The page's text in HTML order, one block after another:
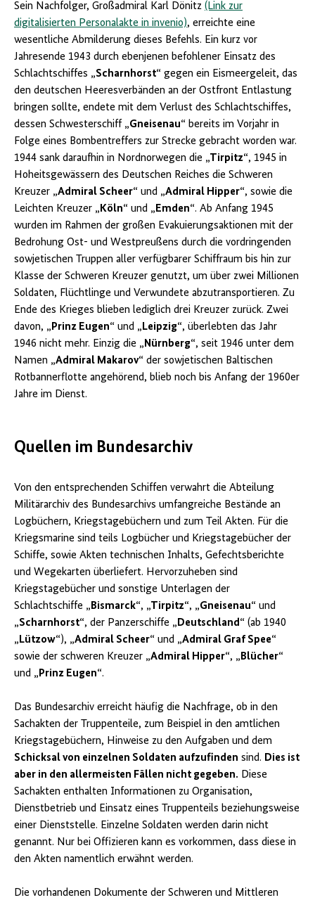
Sein Nachfolger, Großadmiral Karl Dönitz (Link zur
digitalisierten Personalakte in invenio), erreichte eine
wesentliche Abmilderung dieses Befehls. Ein kurz vor
Jahresende 1943 durch ebenjenen befohlener Einsatz des
Schlachtschiffes „Scharnhorst“ gegen ein Eismeergeleit, das
den deutschen Heeresverbänden an der Ostfront Entlastung
bringen sollte, endete mit dem Verlust des Schlachtschiffes,
dessen Schwesterschiff „Gneisenau“ bereits im Vorjahr in
Folge eines Bombentreffers zur Strecke gebracht worden war.
1944 sank daraufhin in Nordnorwegen die „Tirpitz“, 1945 in
Hoheitsgewässern des Deutschen Reiches die Schweren
Kreuzer „Admiral Scheer“ und „Admiral Hipper“, sowie die
Leichten Kreuzer „Köln“ und „Emden“. Ab Anfang 1945
wurden im Rahmen der großen Evakuierungsaktionen mit der
Bedrohung Ost- und Westpreußens durch die vordringenden
sowjetischen Truppen aller verfügbarer Schiffraum bis hin zur
Klasse der Schweren Kreuzer genutzt, um über zwei Millionen
Soldaten, Flüchtlinge und Verwundete abzutransportieren. Zu
Ende des Krieges blieben lediglich drei Kreuzer zurück. Zwei
davon, „Prinz Eugen“ und „Leipzig“, überlebten das Jahr
1946 nicht mehr. Einzig die „Nürnberg“, seit 1946 unter dem
Namen „Admiral Makarov“ der sowjetischen Baltischen
Rotbannerflotte angehörend, blieb noch bis Anfang der 1960er
Jahre im Dienst.
Quellen im Bundesarchiv
Von den entsprechenden Schiffen verwahrt die Abteilung
Militärarchiv des Bundesarchivs umfangreiche Bestände an
Logbüchern, Kriegstagebüchern und zum Teil Akten. Für die
Kriegsmarine sind teils Logbücher und Kriegstagebücher der
Schiffe, sowie Akten technischen Inhalts, Gefechtsberichte
und Wegekarten überliefert. Hervorzuheben sind
Kriegstagebücher und sonstige Unterlagen der
Schlachtschiffe „Bismarck“, „Tirpitz“, „Gneisenau“ und
„Scharnhorst“, der Panzerschiffe „Deutschland“ (ab 1940
„Lützow“), „Admiral Scheer“ und „Admiral Graf Spee“
sowie der schweren Kreuzer „Admiral Hipper“, „Blücher“
und „Prinz Eugen“.
Das Bundesarchiv erreicht häufig die Nachfrage, ob in den
Sachakten der Truppenteile, zum Beispiel in den amtlichen
Kriegstagebüchern, Hinweise zu den Aufgaben und dem
Schicksal von einzelnen Soldaten aufzufinden sind. Dies ist
aber in den allermeisten Fällen nicht gegeben. Diese
Sachakten enthalten Informationen zu Organisation,
Dienstbetrieb und Einsatz eines Truppenteils beziehungsweise
einer Dienststelle. Einzelne Soldaten werden darin nicht
genannt. Nur bei Offizieren kann es vorkommen, dass diese in
den Akten namentlich erwähnt werden.
Die vorhandenen Dokumente der Schweren und Mittleren